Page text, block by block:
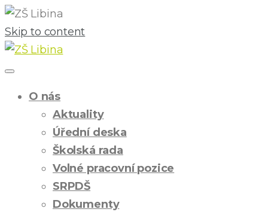
Skip to content
O nás
Aktuality
Úřední deska
Školská rada
Volné pracovní pozice
SRPDŠ
Dokumenty